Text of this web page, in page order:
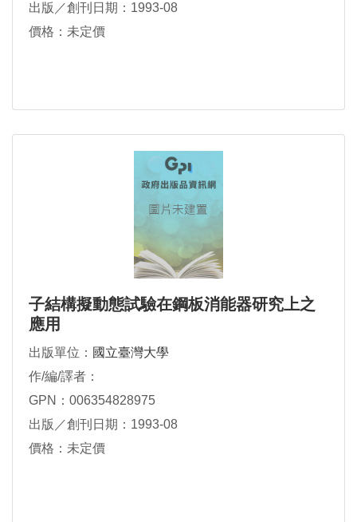
出版／創刊日期：1993-08
價格：未定價
子結構擬動態試驗在鋼板消能器研究上之
應用
出版單位： 國立臺灣大學
作/編/譯者：
GPN：006354828975
出版／創刊日期：1993-08
價格：未定價